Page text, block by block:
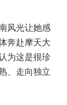
风光让她感
奔赴摩天大
为这是很珍
、走向独立